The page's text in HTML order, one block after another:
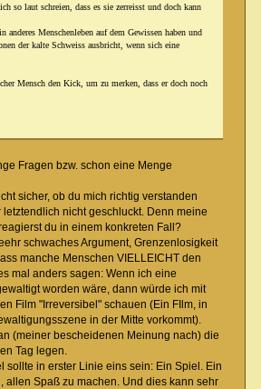
so laut schreien, dass es sie zerreisst und doch kann
anderes Menschenleben auf dem Gewissen haben und
der kalte Schweiss ausbricht, wenn sich eine
Mensch den Kick, um zu merken, dass er doch noch
Fragen bzw. schon eine Menge
sicher, ob du mich richtig verstanden
nicht geschluckt. Denn meine
du in einem konkreten Fall?
schwaches Argument, Grenzenlosigkeit
manche Menschen VIELLEICHT den
mal anders sagen: Wenn ich eine
worden wäre, dann würde ich mit
Film "Irreversibel" schauen (Ein FIlm, in
in der Mitte vorkommt).
(meiner bescheidenen Meinung nach) die
Tag legen.
sollte in erster Linie eins sein: Ein Spiel. Ein
allen Spaß zu machen. Und dies kann sehr